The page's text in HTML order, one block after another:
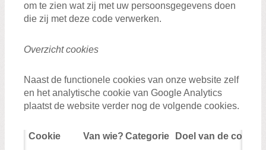
om te zien wat zij met uw persoonsgegevens doen
die zij met deze code verwerken.
Overzicht cookies
Naast de functionele cookies van onze website zelf
en het analytische cookie van Google Analytics
plaatst de website verder nog de volgende cookies.
Cookie Van wie? Categorie Doel van de cookie